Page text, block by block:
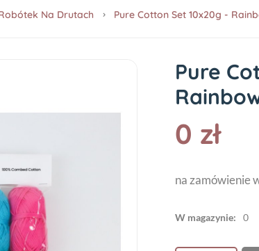
Na Drutach Pure Cotton Set 10x20g -
Pure
0 zł
na zamówienie
W magazynie: 0